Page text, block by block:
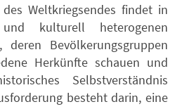
Weltkriegsendes findet in
kulturell heterogenen
deren Bevölkerungsgruppen
Herkünfte schauen und
Selbstverständnis
besteht darin, eine